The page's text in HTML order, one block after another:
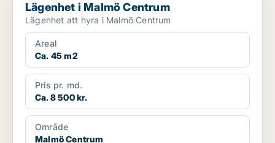
Lägenhet i Malmö Centrum
Lägenhet att hyra i Malmö Centrum
Areal
Ca. 45 m2
Pris pr. md.
Ca. 8 500 kr.
Område
Malmö Centrum